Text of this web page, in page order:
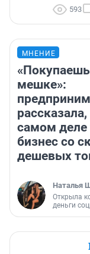
593
МНЕНИЕ
мешке»:
самом деле
бизнес со
дешевых
Наталья
Открыла
деньги